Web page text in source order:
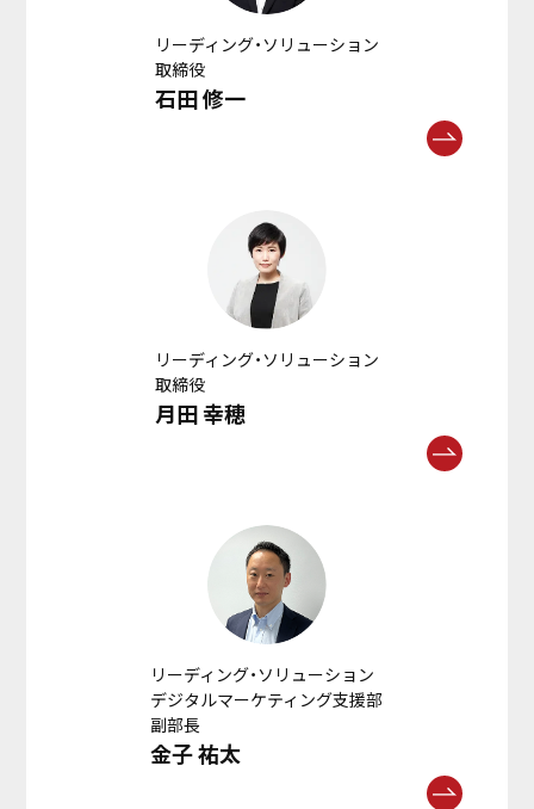
リーディング・ソリューション
取締役
石田 修一
リーディング・ソリューション
取締役
月田 幸穂
リーディング・ソリューション
デジタルマーケティング支援部
副部長
金子 祐太